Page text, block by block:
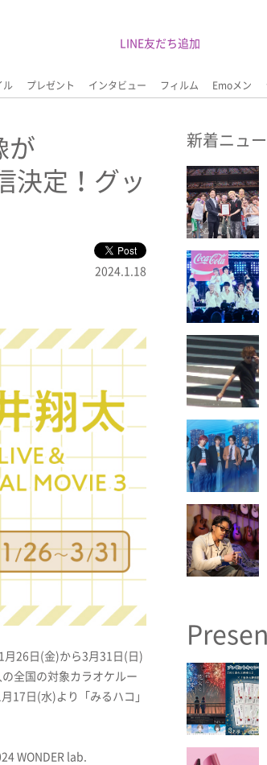
ル プレゼント インタビュー フィルム Emoメン
LINE友だち追加
が
決定！グッ
2024.1.18
26日(金)から3月31日(日)
の全国の対象カラオケルー
17日(水)より「みるハコ」
WONDER lab.
新着ニュ